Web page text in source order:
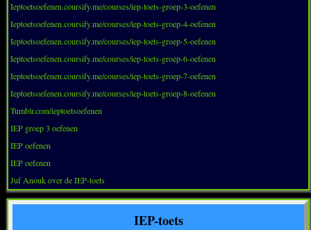
Ieptoetsoefenen.coursify.me/courses/iep-toets-groep-3-oefenen
Ieptoetsoefenen.coursify.me/courses/iep-toets-groep-4-oefenen
Ieptoetsoefenen.coursify.me/courses/iep-toets-groep-5-oefenen
Ieptoetsoefenen.coursify.me/courses/iep-toets-groep-6-oefenen
Ieptoetsoefenen.coursify.me/courses/iep-toets-groep-7-oefenen
Ieptoetsoefenen.coursify.me/courses/iep-toets-groep-8-oefenen
Tumblr.com/ieptoetsoefenen
IEP groep 3 oefenen
IEP oefenen
IEP oefenen
Juf Anouk over de IEP-toets
IEP-toets